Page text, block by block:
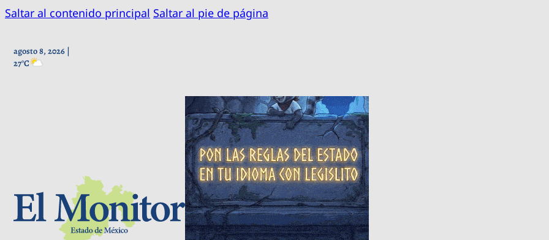
Saltar al contenido principal Saltar al pie de página
agosto 8, 2026 |
27°C